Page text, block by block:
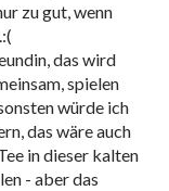
zu gut, wenn
das wird
spielen
würde ich
das wäre auch
in dieser kalten
- aber das